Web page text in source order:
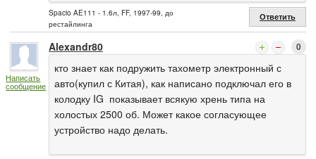
Spacio AE111 - 1.6л, FF, 1997-99, до
рестайлинга
Ответить
Написать
сообщение
Alexandr80 0
кто знает как подружить тахометр электронный с
авто(купил с Китая), как написано подключал его в
колодку IG показывает всякую хрень типа на
холостых 2500 об. Может какое согласующее
устройство надо делать.